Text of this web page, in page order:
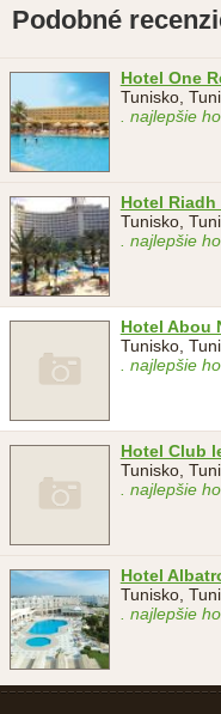
Podobné
Hotel One
Tunisko,
. najlepšie
Hotel Riadh
Tunisko,
. najlepšie
Hotel Abou
Tunisko,
. najlepšie
Hotel Club
Tunisko,
. najlepšie
Hotel
Tunisko,
. najlepšie